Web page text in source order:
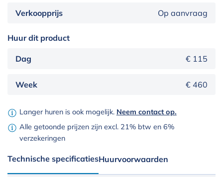
Verkoopprijs Op aanvraag
Huur dit product
Dag € 115
Week € 460
Langer huren is ook mogelijk. Neem contact op.
Alle getoonde prijzen zijn excl. 21% btw en 6%
verzekeringen
Technische specificatiesHuurvoorwaarden